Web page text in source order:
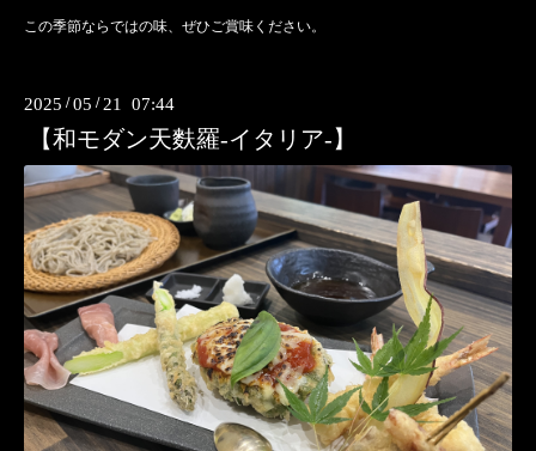
この季節ならではの味、ぜひご賞味ください。
2025 /05 / 21 07:44
【和モダン天麩羅-イタリア-】